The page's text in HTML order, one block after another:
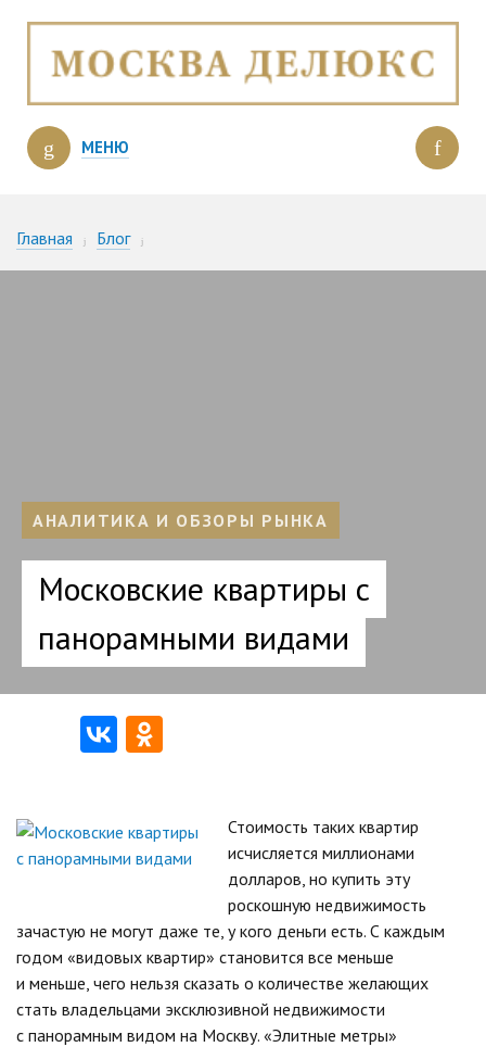
МЕНЮ
Главная Блог
АНАЛИТИКА И ОБЗОРЫ РЫНКА
Московские квартиры с
панорамными видами
Стоимость таких квартир
исчисляется миллионами
долларов, но купить эту
роскошную недвижимость
зачастую не могут даже те, у кого деньги есть. С каждым
годом «видовых квартир» становится все меньше
и меньше, чего нельзя сказать о количестве желающих
стать владельцами эксклюзивной недвижимости
с панорамным видом на Москву. «Элитные метры»